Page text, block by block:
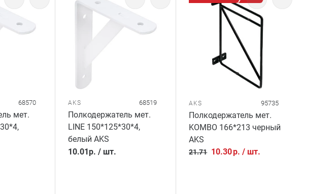
68570
мет.
AKS 68519
Полкодержатель мет.
LINE 150*125*30*4,
белый AKS
10.01р. / шт.
AKS 95735
Полкодержатель мет.
KOMBO 166*213 черный
AKS
21.71 10.30р. /шт.